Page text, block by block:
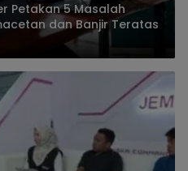
Petakan 5 Masalah
dan Banjir Teratas